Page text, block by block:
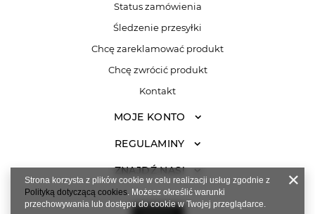
Status zamówienia
Śledzenie przesyłki
Chcę zareklamować produkt
Chcę zwrócić produkt
Kontakt
MOJE KONTO
REGULAMINY
ZNAJDŹ NAS!
Strona korzysta z plików cookie w celu realizacji usług zgodnie z
Polityką dotyczącą cookies. Możesz określić warunki
przechowywania lub dostępu do cookie w Twojej przeglądarce.